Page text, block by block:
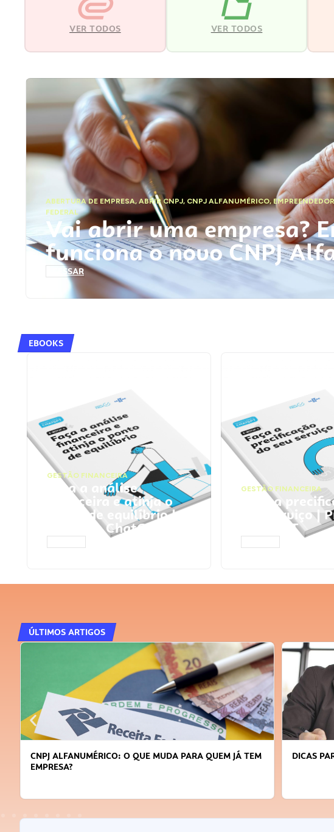
VER TODOS VER TODOS
ABERTURA DE EMPRESA,ABRIR CNPJ, CNPJ ALFANUMÉRICO,
FEDERAL
Vai abrir uma empresa?
funciona o novo CNPJ
ACESSAR
EBOOKS
GESTÃO FINANCEIRA
Faça a análise
financeira e atinja o
ponto de equilíbrio |
Prompts ChatGPT
GESTÃO FINANCEIRA
Faça a
seu serviço |
ChatGPT
ÚLTIMOS ARTIGOS
CNPJ ALFANUMÉRICO: O QUE MUDA PARA QUEM JÁ TEM
EMPRESA?
DICAS